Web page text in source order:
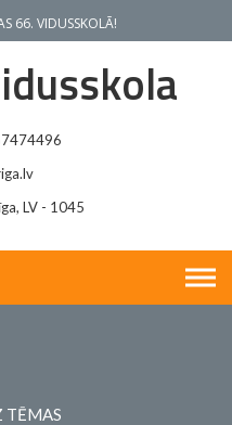
66. VIDUSSKOLĀ!
LV - 1045
TĒMAS